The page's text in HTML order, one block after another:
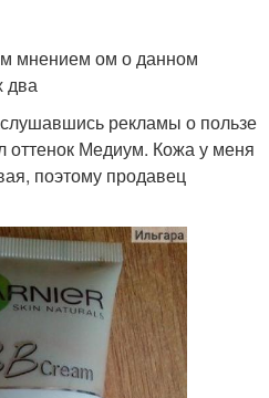
мнением ом о данном
два
рекламы о пользе
оттенок Медиум. Кожа у меня
поэтому продавец